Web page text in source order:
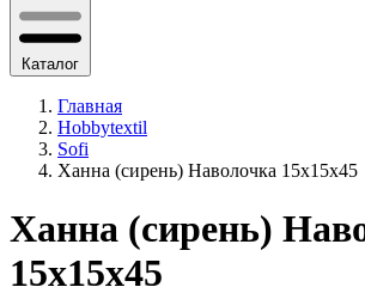
Каталог
Главная
Hobbytextil
Sofi
Ханна (сирень) Наволочка 15х15х45
Ханна (сирень)
15х15х45